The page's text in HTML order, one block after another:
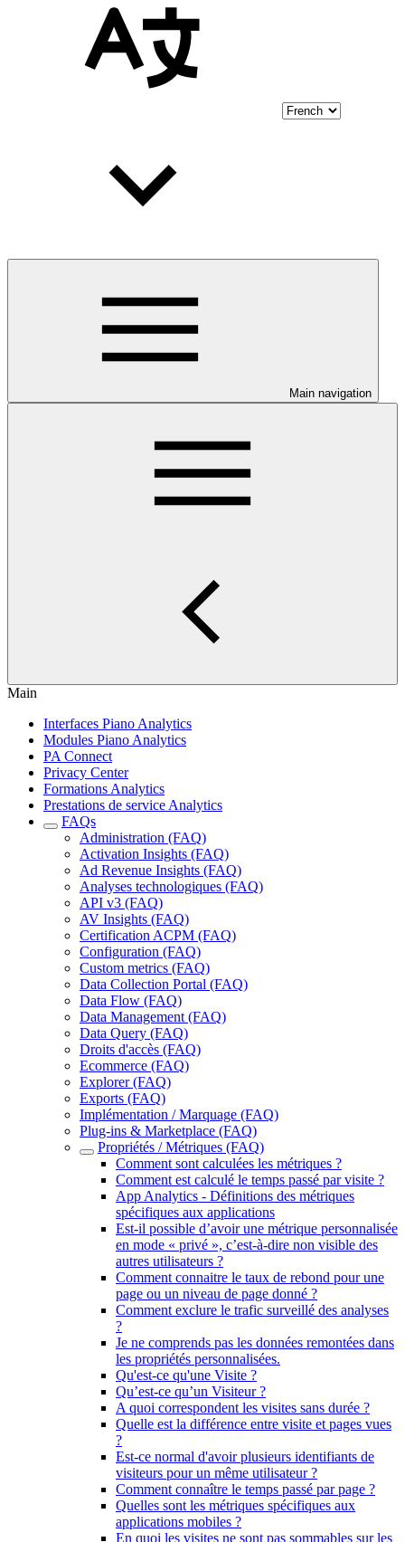
Main navigation
Main
Interfaces Piano Analytics
Modules Piano Analytics
PA Connect
Privacy Center
Formations Analytics
Prestations de service Analytics
FAQs
Administration (FAQ)
Activation Insights (FAQ)
Ad Revenue Insights (FAQ)
Analyses technologiques (FAQ)
API v3 (FAQ)
AV Insights (FAQ)
Certification ACPM (FAQ)
Configuration (FAQ)
Custom metrics (FAQ)
Data Collection Portal (FAQ)
Data Flow (FAQ)
Data Management (FAQ)
Data Query (FAQ)
Droits d'accès (FAQ)
Ecommerce (FAQ)
Explorer (FAQ)
Exports (FAQ)
Implémentation / Marquage (FAQ)
Plug-ins & Marketplace (FAQ)
Propriétés / Métriques (FAQ)
Comment sont calculées les métriques ?
Comment est calculé le temps passé par visite ?
App Analytics - Définitions des métriques
spécifiques aux applications
Est-il possible d’avoir une métrique personnalisée
en mode « privé », c’est-à-dire non visible des
autres utilisateurs ?
Comment connaitre le taux de rebond pour une
page ou un niveau de page donné ?
Comment exclure le trafic surveillé des analyses
?
Je ne comprends pas les données remontées dans
les propriétés personnalisées.
Qu'est-ce qu'une Visite ?
Qu’est-ce qu’un Visiteur ?
A quoi correspondent les visites sans durée ?
Quelle est la différence entre visite et pages vues
?
Est-ce normal d'avoir plusieurs identifiants de
visiteurs pour un même utilisateur ?
Comment connaître le temps passé par page ?
Quelles sont les métriques spécifiques aux
applications mobiles ?
En quoi les visites ne sont pas sommables sur les